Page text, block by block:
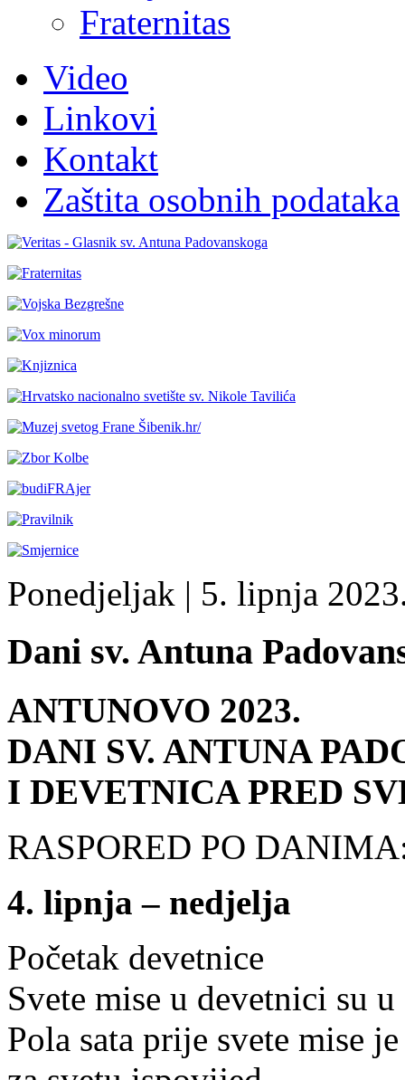
Fraternitas
Video
Linkovi
Kontakt
Zaštita osobnih podataka
Ponedjeljak | 5. lipnja
Dani sv. Antuna
ANTUNOVO 2023.
DANI SV. ANTUNA
I DEVETNICA PRED
RASPORED PO
4. lipnja – nedjelja
Početak devetnice
Svete mise u devetnici su
Pola sata prije svete mise